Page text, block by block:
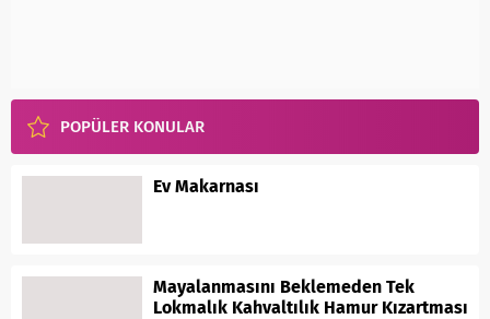
POPÜLER KONULAR
Ev Makarnası
Mayalanmasını Beklemeden Tek
Lokmalık Kahvaltılık Hamur Kızartması